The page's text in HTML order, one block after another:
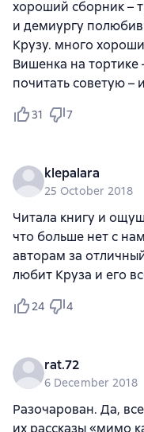
хороший сборник –
и демиургу
Крузу. много
Вишенка на тортике
почитать советую –
31 7
klepalara
25 October 2018
Читала книгу и
что больше нет с
авторам за
любит Круза и его
24 4
rat.72
6 December 2018
Разочарован. Да,
их рассказы «мимо